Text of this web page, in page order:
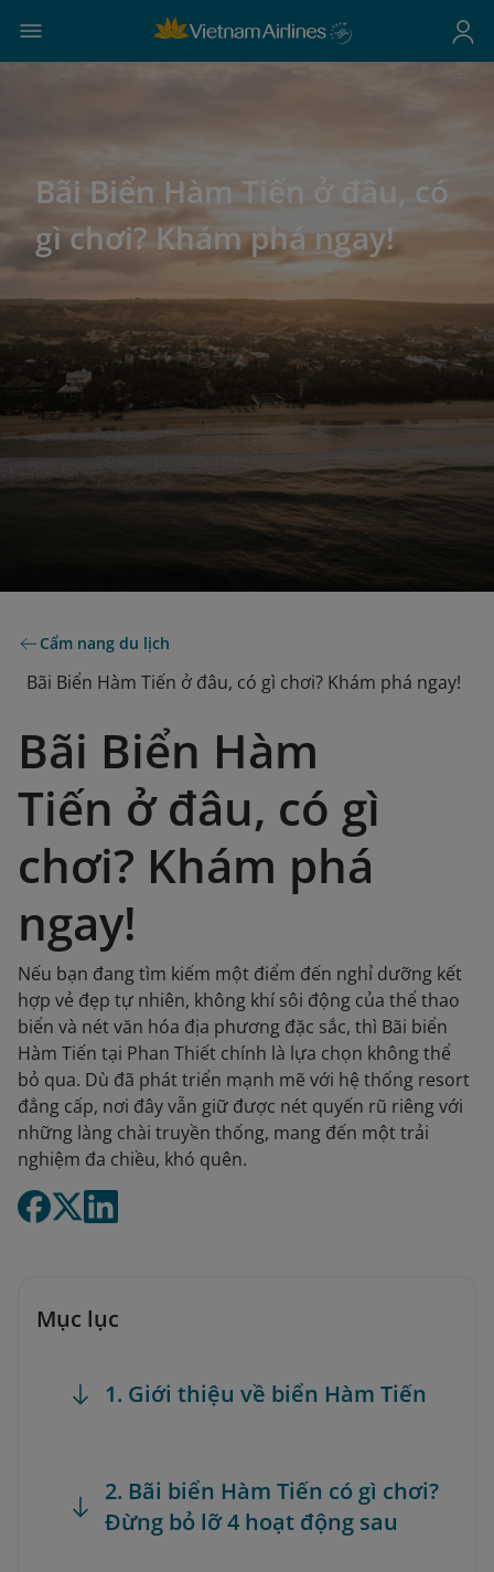
Bãi Biển Hàm Tiến ở đâu, có
gì chơi? Khám phá ngay!
Cẩm nang du lịch
Bãi Biển Hàm Tiến ở đâu, có gì chơi? Khám phá ngay!
Bãi Biển Hàm
Tiến ở đâu, có gì
chơi? Khám phá
ngay!
Nếu bạn đang tìm kiếm một điểm đến nghỉ dưỡng kết
hợp vẻ đẹp tự nhiên, không khí sôi động của thể thao
biển và nét văn hóa địa phương đặc sắc, thì Bãi biển
Hàm Tiến tại Phan Thiết chính là lựa chọn không thể
bỏ qua. Dù đã phát triển mạnh mẽ với hệ thống resort
đẳng cấp, nơi đây vẫn giữ được nét quyến rũ riêng với
những làng chài truyền thống, mang đến một trải
nghiệm đa chiều, khó quên.
Mục lục
1. Giới thiệu về biển Hàm Tiến
2. Bãi biển Hàm Tiến có gì chơi?
Đừng bỏ lỡ 4 hoạt động sau